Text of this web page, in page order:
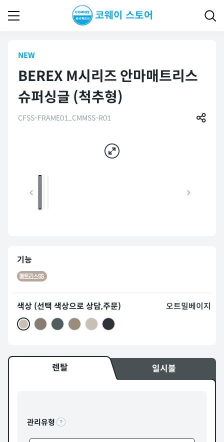
NEW
BEREX M시리즈 안마매트리스
슈퍼싱글 (척추형)
CFSS-FRAME01_CMMSS-R01
기능
색상 (선택 색상으로 상담,주문) 오트밀베이지
렌탈 일시불
관리유형